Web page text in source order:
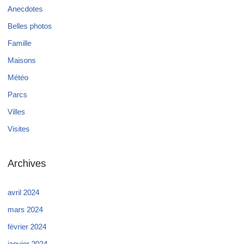
Anecdotes
Belles photos
Famille
Maisons
Météo
Parcs
Villes
Visites
Archives
avril 2024
mars 2024
février 2024